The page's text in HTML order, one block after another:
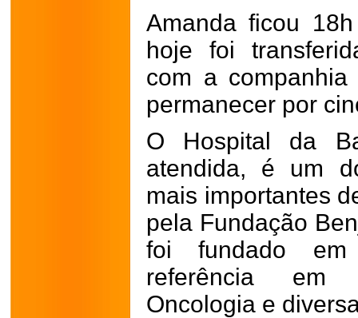
Amanda ficou
hoje foi
com a
permanecer por
O Hospital da
atendida, é um
mais importantes
pela Fundação
foi fundado em
referência em
Oncologia e